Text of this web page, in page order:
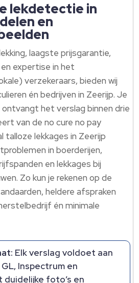
lekdetectie in
en
laagste prijsgarantie,
expertise in het
verzekeraars, bieden wij
én bedrijven in Zeerijp. Je
het verslag binnen drie
van de no cure no pay
talloze lekkages in Zeerijp
in boerderijen,
en lekkages bij
Zo kun je rekenen op de
heldere afspraken
én minimale
Elk verslag voldoet aan
Inspectrum en
foto’s en